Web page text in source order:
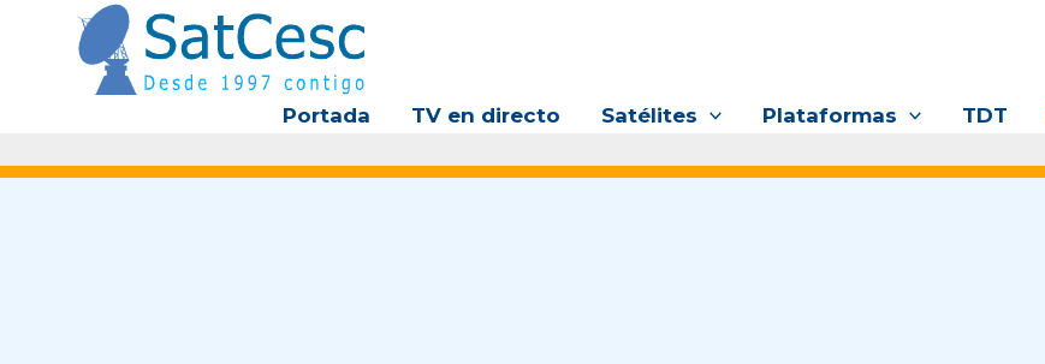
contenido
Portada TV en directo Satélites Plataformas TDT